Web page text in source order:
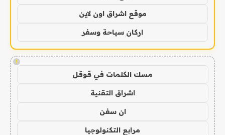
موقع اشراق اون لاين
اركان سياحة وسفر
!
مسك الكلمات في قوقل
اشراق التقنية
ان سفن
مرابع التكنولوجيا